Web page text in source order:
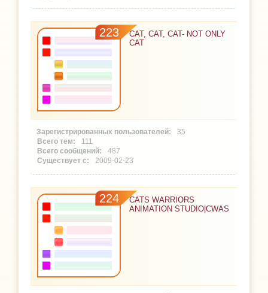
223
CAT, CAT, CAT- NOT ONLY
CAT
35
111
487
2009-02-23
224
CATS WARRIORS
ANIMATION STUDIO|CWAS